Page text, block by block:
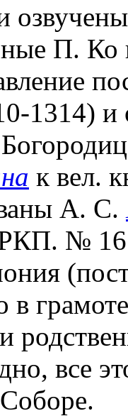
П. Ко
1314) и
к вел.
А. С.
№ 16.
в
все